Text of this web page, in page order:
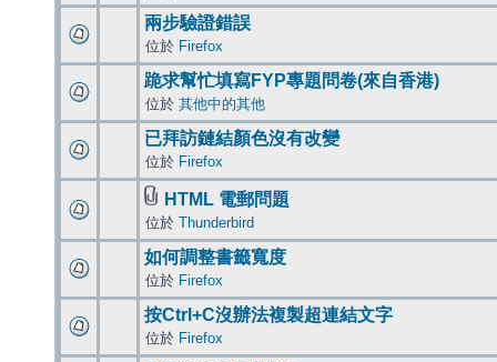
兩步驗證錯誤
位於 Firefox
跪求幫忙填寫FYP專題問卷(來自香港)
位於 其他中的其他
已拜訪鏈結顏色沒有改變
位於 Firefox
HTML 電郵問題
位於 Thunderbird
如何調整書籤寬度
位於 Firefox
按Ctrl+C沒辦法複製超連結文字
位於 Firefox